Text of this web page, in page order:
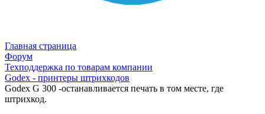
Главная страница
Форум
Техподдержка по товарам компании
Godex - принтеры штрихкодов
Godex G 300 -останавливается печать в том месте, где
штрихкод.